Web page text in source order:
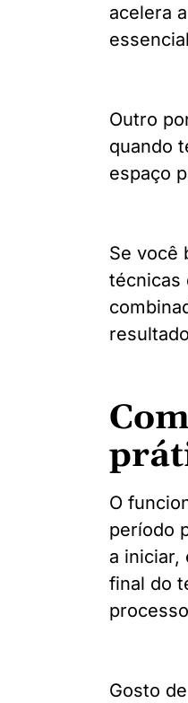
acelera
Outro
quando
espaço
Se você
técnicas
O
período
a iniciar,
final do
Gosto